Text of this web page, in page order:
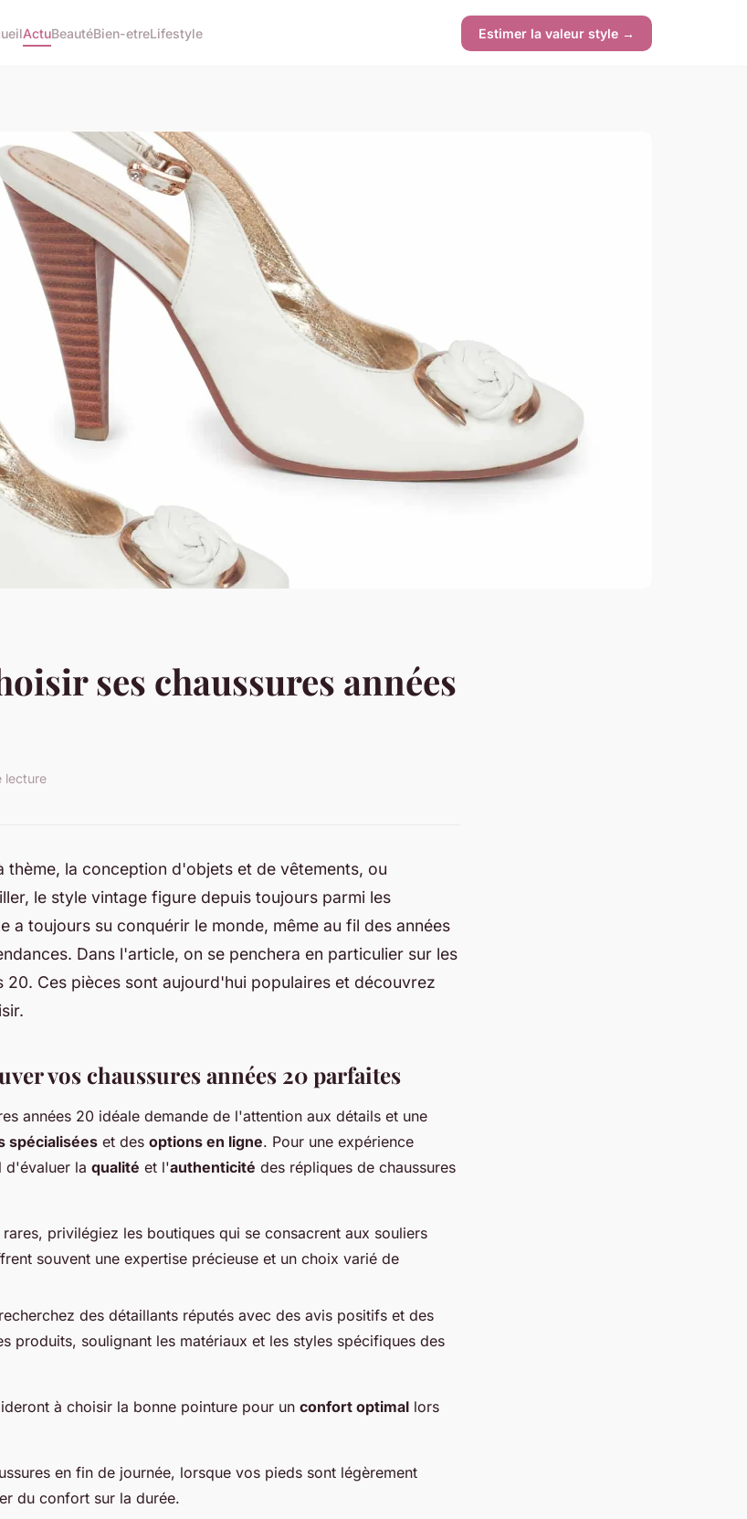
ActuBeautéBien-etreLifestyle Estimer la valeur style →
ses chaussures années
lecture
thème, la conception d'objets et de vêtements, ou
le style vintage figure depuis toujours parmi les
a toujours su conquérir le monde, même au fil des années
Dans l'article, on se penchera en particulier sur les
20. Ces pièces sont aujourd'hui populaires et découvrez
vos chaussures années 20 parfaites
années 20 idéale demande de l'attention aux détails et une
spécialisées et des options en ligne. Pour une expérience
d'évaluer la qualité et l'authenticité des répliques de chaussures
privilégiez les boutiques qui se consacrent aux souliers
souvent une expertise précieuse et un choix varié de
des détaillants réputés avec des avis positifs et des
produits, soulignant les matériaux et les styles spécifiques des
à choisir la bonne pointure pour un confort optimal lors
en fin de journée, lorsque vos pieds sont légèrement
du confort sur la durée.